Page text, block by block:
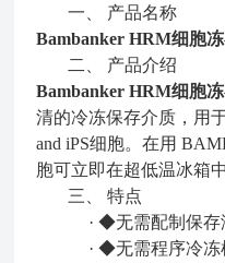
一、 产品名称
Bambanker HRM细胞
二、 产品介绍
Bambanker HRM细胞
清的冷冻保存介质，用
and iPS细胞。在用
胞可立即在超低温冰箱
三、 特点
· ◆无需配制保存
· ◆无需程序冷冻